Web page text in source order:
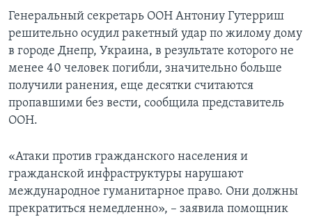
Генеральный секретарь ООН Антониу Гутерриш
решительно осудил ракетный удар по жилому дому
в городе Днепр, Украина, в результате которого не
менее 40 человек погибли, значительно больше
получили ранения, еще десятки считаются
пропавшими без вести, сообщилa представитель
ООН.
«Атаки против гражданского населения и
гражданской инфраструктуры нарушают
международное гуманитарное право. Они должны
прекратиться немедленно», – заявила помощник